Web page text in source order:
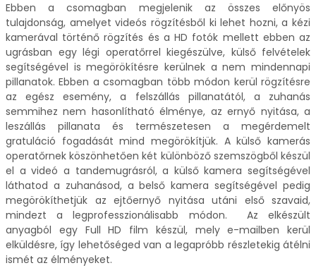
Ebben a csomagban megjelenik az összes előnyös
tulajdonság, amelyet videós rögzítésből ki lehet hozni, a kézi
kamerával történő rögzítés és a HD fotók mellett ebben az
ugrásban egy légi operatőrrel kiegészülve, külső felvételek
segítségével is megörökítésre kerülnek a nem mindennapi
pillanatok. Ebben a csomagban több módon kerül rögzítésre
az egész esemény, a felszállás pillanatától, a zuhanás
semmihez nem hasonlítható élménye, az ernyő nyitása, a
leszállás pillanata és természetesen a megérdemelt
gratuláció fogadását mind megörökítjük. A külső kamerás
operatőrnek köszönhetően két különböző szemszögből készül
el a videó a tandemugrásról, a külső kamera segítségével
láthatod a zuhanásod, a belső kamera segítségével pedig
megörökíthetjük az ejtőernyő nyitása utáni első szavaid,
mindezt a legprofesszionálisabb módon. Az elkészült
anyagból egy Full HD film készül, mely e-mailben kerül
elküldésre, így lehetőséged van a legapróbb részletekig átélni
ismét az élményeket.